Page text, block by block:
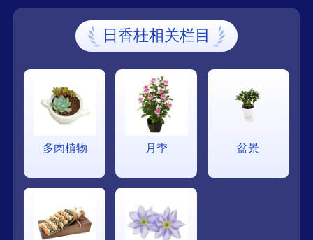
日香桂相关栏目
多肉植物 月季 盆景